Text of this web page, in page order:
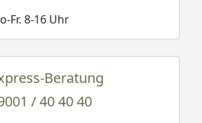
Fr. 8-16 Uhr
Beratung
/ 40 40 40